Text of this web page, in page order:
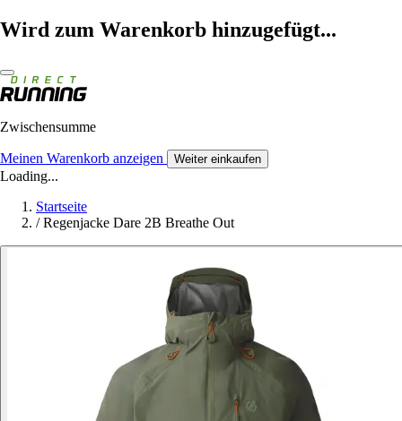
Wird zum Warenkorb hinzugefügt...
Zwischensumme
Meinen Warenkorb anzeigen Weiter einkaufen
Loading...
Startseite
/ Regenjacke Dare 2B Breathe Out